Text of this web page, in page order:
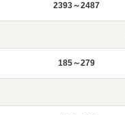
2393～2487
185～279